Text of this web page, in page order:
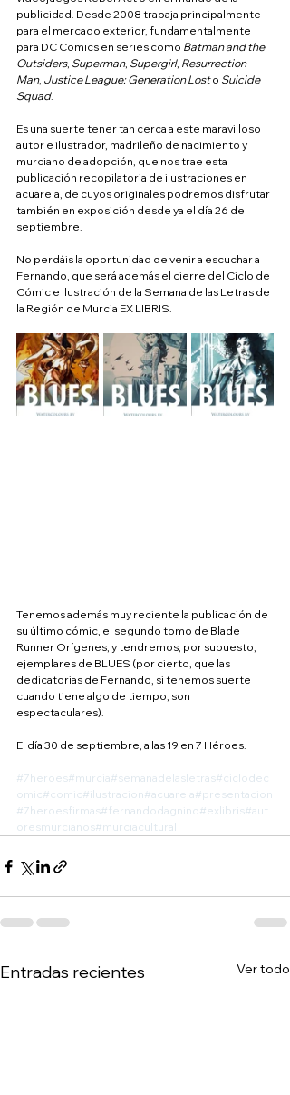
publicidad. Desde 2008 trabaja principalmente
para el mercado exterior, fundamentalmente
para DC Comics en series como Batman and the
Outsiders, Superman, Supergirl, Resurrection
Man, Justice League: Generation Lost o Suicide
Squad.
Es una suerte tener tan cerca a este maravilloso
autor e ilustrador, madrileño de nacimiento y
murciano de adopción, que nos trae esta
publicación recopilatoria de ilustraciones en
acuarela, de cuyos originales podremos disfrutar
también en exposición desde ya el día 26 de
septiembre.
No perdáis la oportunidad de venir a escuchar a
Fernando, que será además el cierre del Ciclo de
Cómic e Ilustración de la Semana de las Letras de
la Región de Murcia EX LIBRIS.
Tenemos además muy reciente la publicación de
su último cómic, el segundo tomo de Blade
Runner Orígenes, y tendremos, por supuesto,
ejemplares de BLUES (por cierto, que las
dedicatorias de Fernando, si tenemos suerte
cuando tiene algo de tiempo, son
espectaculares).
El día 30 de septiembre, a las 19 en 7 Héroes.
#7heroes#murcia#semanadelasletras#ciclodec
omic #comic #ilustracion#acuarela#presentacion
#7heroesfirmas#fernandodagnino#exlibris#aut
oresmurcianos#murciacultural
Entradas recientes Ver todo